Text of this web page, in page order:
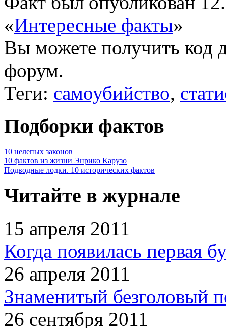
«Интересные факты»
Вы можете получить код
форум.
Теги: самоубийство,
Подборки фактов
10 нелепых законов
10 фактов из жизни Энрико Карузо
Подводные лодки. 10 исторических фактов
Читайте в журнале
15 апреля 2011
Когда появилась первая
26 апреля 2011
Знаменитый безголовый
26 сентября 2011